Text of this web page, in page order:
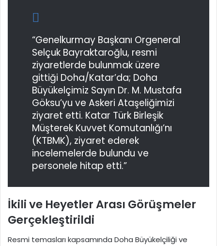
“Genelkurmay Başkanı Orgeneral
Selçuk Bayraktaroğlu, resmi
ziyaretlerde bulunmak üzere
gittiği Doha/Katar’da; Doha
Büyükelçimiz Sayın Dr. M. Mustafa
Göksu’yu ve Askeri Ataşeliğimizi
ziyaret etti. Katar Türk Birleşik
Müşterek Kuvvet Komutanlığı’nı
(KTBMK), ziyaret ederek
incelemelerde bulundu ve
personele hitap etti.”
İkili ve Heyetler Arası Görüşmeler
Gerçekleştirildi
Resmi temasları kapsamında Doha Büyükelçiliği ve